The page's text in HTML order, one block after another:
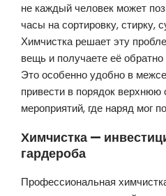
не каждый человек может
часы на сортировку, стирку,
Химчистка решает эту
вещь и получаете её
Это особенно удобно в
привести в порядок
мероприятий, где наряд мог
Химчистка —
гардероба
Профессиональная